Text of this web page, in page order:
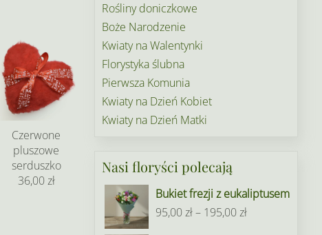
Czerwone
pluszowe
serduszko
36,00 zł
Rośliny doniczkowe
Boże Narodzenie
Kwiaty na Walentynki
Florystyka ślubna
Pierwsza Komunia
Kwiaty na Dzień Kobiet
Kwiaty na Dzień Matki
Nasi floryści polecają
Bukiet frezji z eukaliptusem
95,00zł– 195,00złZakres